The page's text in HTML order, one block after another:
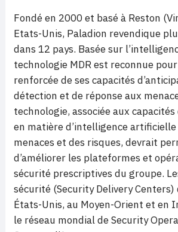
Fondé en 2000 et basé à Reston
Etats-Unis, Paladion revendique
dans 12 pays. Basée sur
technologie MDR est reconnue
renforcée de ses capacités
détection et de réponse aux
technologie, associée aux capacités
en matière d’intelligence artificielle
menaces et des risques, devrait
d’améliorer les plateformes et
sécurité prescriptives du groupe.
sécurité (Security Delivery Centers)
États-Unis, au Moyen-Orient et en
le réseau mondial de Security